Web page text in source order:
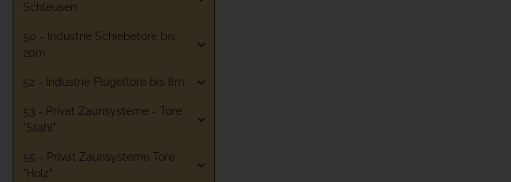
Schleusen
50 - Industrie Schiebetore bis
20m
52 - Industrie Flügeltore bis 8m
53 - Privat Zaunsysteme - Tore
"Stahl"
55 - Privat Zaunsysteme Tore
"Holz"